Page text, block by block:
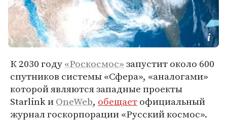
К 2030 году«Роскосмос»запустит около 600
спутников системы «Сфера», «аналогами»
которой являются западные проекты
Starlink иOneWeb, обещаетофициальный
журнал госкорпорации «Русский космос».